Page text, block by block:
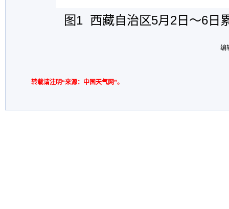
图1 西藏自治区5月2日～6日
编
转载请注明“来源：中国天气网”。